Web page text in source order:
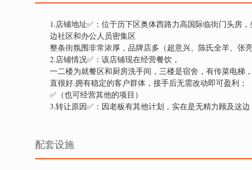
1.店铺地址✅：位于历下区奥体西路力高国际临街门头房
边社区和办公人员密集区
整条街氛围非常浓厚，品牌店多（超意兴、陈氏全羊、张
2.店铺情况✅：该店铺现在经营餐饮，
一二楼为就餐区和厨房洗手间，三楼是宿舍，有传菜电梯
直很好.拥有稳定的客户群体，接手后无需改动即可盈利；
✅（也可经营其他的项目）
3.转让原因✅：因老板有其他计划，实在是无精力顾及这边
配套设施